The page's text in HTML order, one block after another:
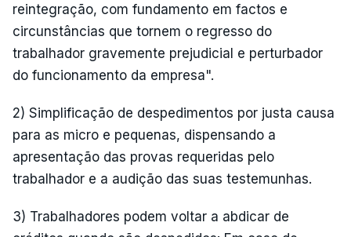
reintegração, com fundamento em factos e
circunstâncias que tornem o regresso do
trabalhador gravemente prejudicial e perturbador
do funcionamento da empresa".
2) Simplificação de despedimentos por justa causa
para as micro e pequenas, dispensando a
apresentação das provas requeridas pelo
trabalhador e a audição das suas testemunhas.
3) Trabalhadores podem voltar a abdicar de